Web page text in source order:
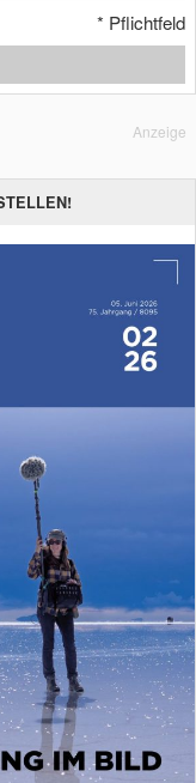
* Pflichtfeld
Anzeige